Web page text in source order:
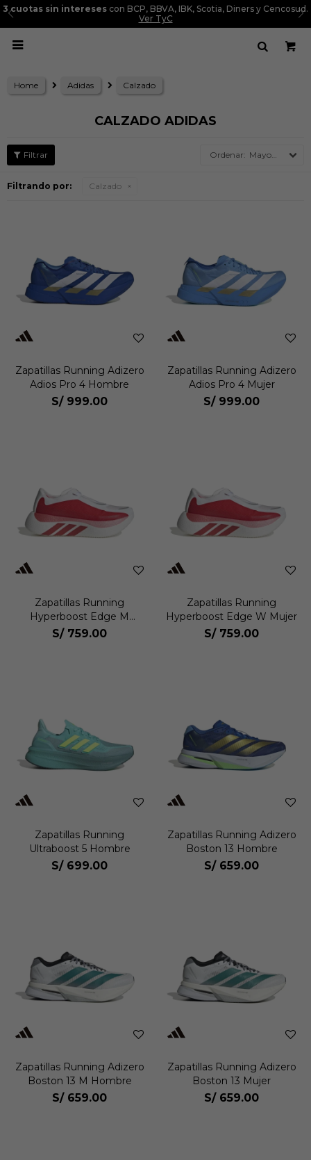
3 cuotas sin intereses con BCP, BBVA, IBK, Scotia, Diners y Cencosud.
Ver TyC

Home Adidas Calzado
CALZADO ADIDAS
Mayor precio
Filtrando por: Calzado
Zapatillas Running Adizero
Adios Pro 4 Hombre
S/ 999.00
Zapatillas Running Adizero
Adios Pro 4 Mujer
S/ 999.00
Zapatillas Running
Hyperboost Edge M
Hombre
S/ 759.00
Zapatillas Running
Hyperboost Edge W Mujer
S/ 759.00
Zapatillas Running
Ultraboost 5 Hombre
S/ 699.00
Zapatillas Running Adizero
Boston 13 Hombre
S/ 659.00
Zapatillas Running Adizero
Boston 13 M Hombre
S/ 659.00
Zapatillas Running Adizero
Boston 13 Mujer
S/ 659.00